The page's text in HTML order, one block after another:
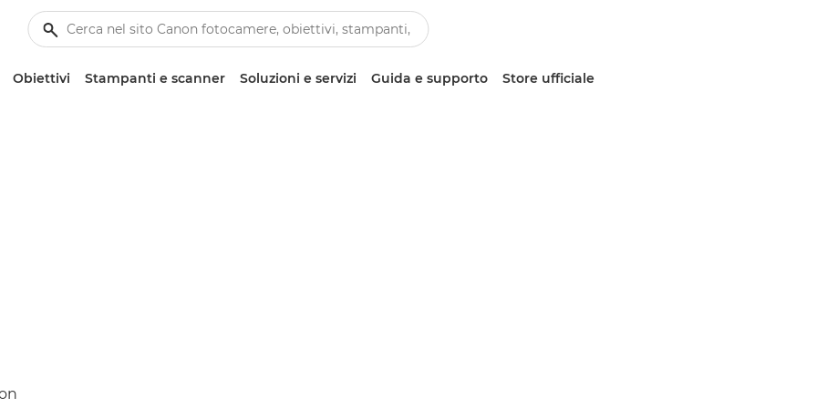
Obiettivi Stampanti e scanner Soluzioni e servizi Guida e supporto Store ufficiale